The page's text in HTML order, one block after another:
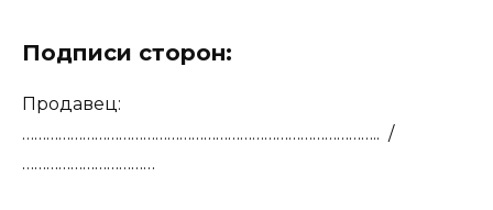
Подписи сторон:
Продавец:
…………………………………………………………………………….. /
……………………………